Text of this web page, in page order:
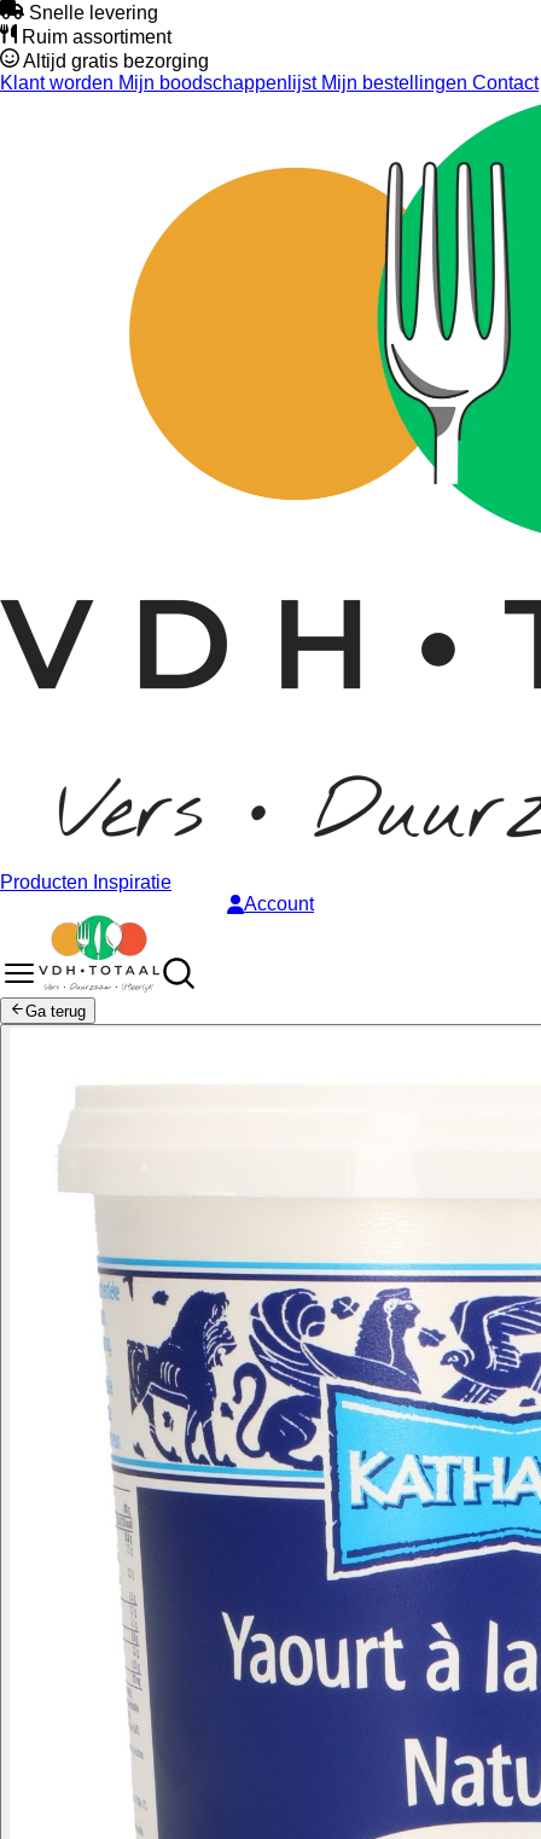
Snelle levering
Ruim assortiment
Altijd gratis bezorging
Klant worden Mijn boodschappenlijstMijn bestellingen Contact
Producten Inspiratie
Account
Ga terug